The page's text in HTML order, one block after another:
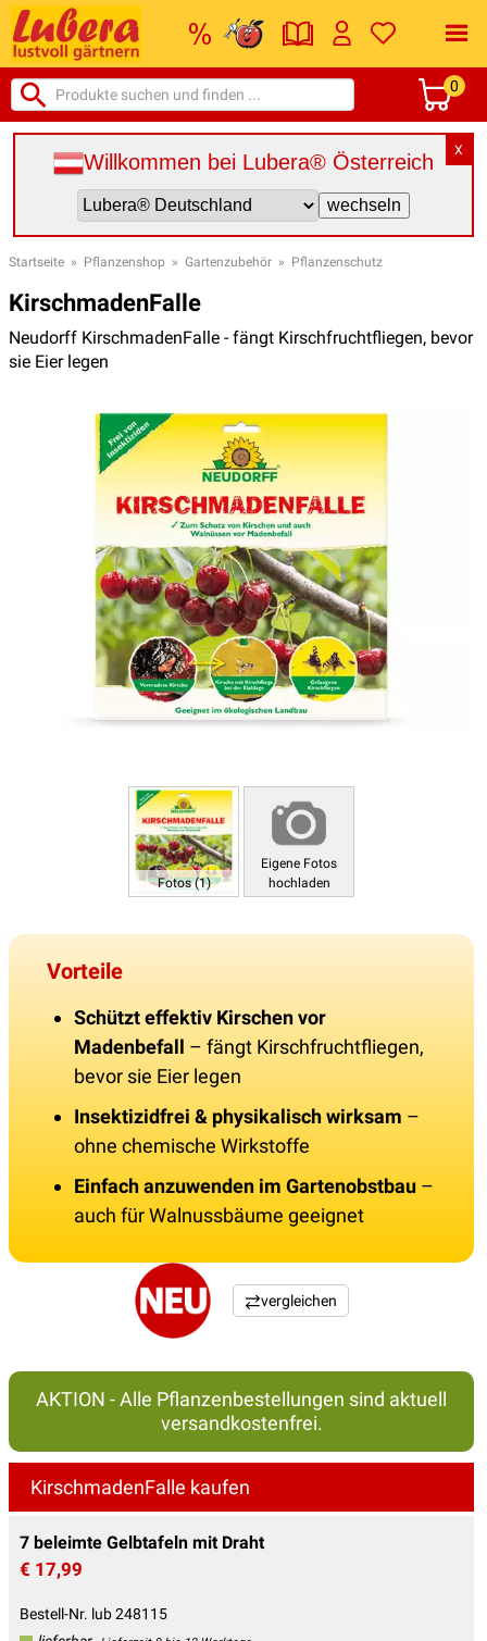
0
X
Willkommen bei Lubera® Österreich
Startseite » Pflanzenshop » Gartenzubehör » Pflanzenschutz
KirschmadenFalle
Neudorff KirschmadenFalle - fängt Kirschfruchtfliegen, bevor
sie Eier legen
Fotos (1)
Eigene Fotos
hochladen
Vorteile
Schützt effektiv Kirschen vor
Madenbefall – fängt Kirschfruchtfliegen,
bevor sie Eier legen
Insektizidfrei & physikalisch wirksam –
ohne chemische Wirkstoffe
Einfach anzuwenden im Gartenobstbau –
auch für Walnussbäume geeignet
vergleichen
AKTION - Alle Pflanzenbestellungen sind aktuell
versandkostenfrei.
KirschmadenFalle kaufen
7 beleimte Gelbtafeln mit Draht
€ 17,99
Bestell-Nr. lub 248115